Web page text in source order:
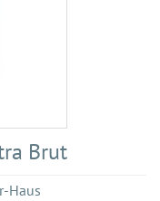
Brut
Haus